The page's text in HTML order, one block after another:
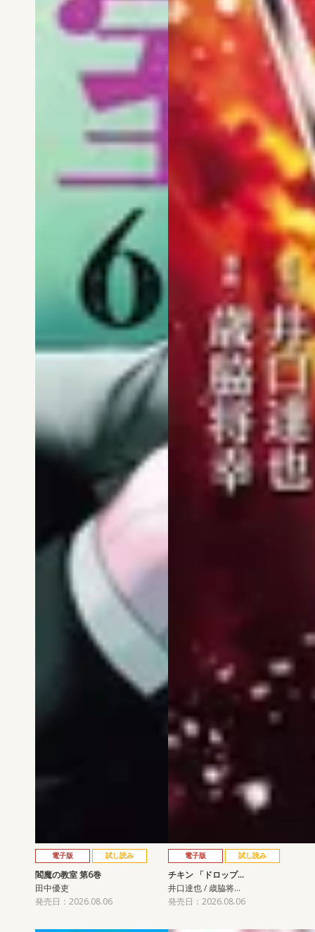
電子版 試し読み
閻魔の教室 第6巻
田中優吏
発売日：2026.08.06
電子版 試し読み
チキン 「ドロップ…
井口達也 / 歳脇将…
発売日：2026.08.06